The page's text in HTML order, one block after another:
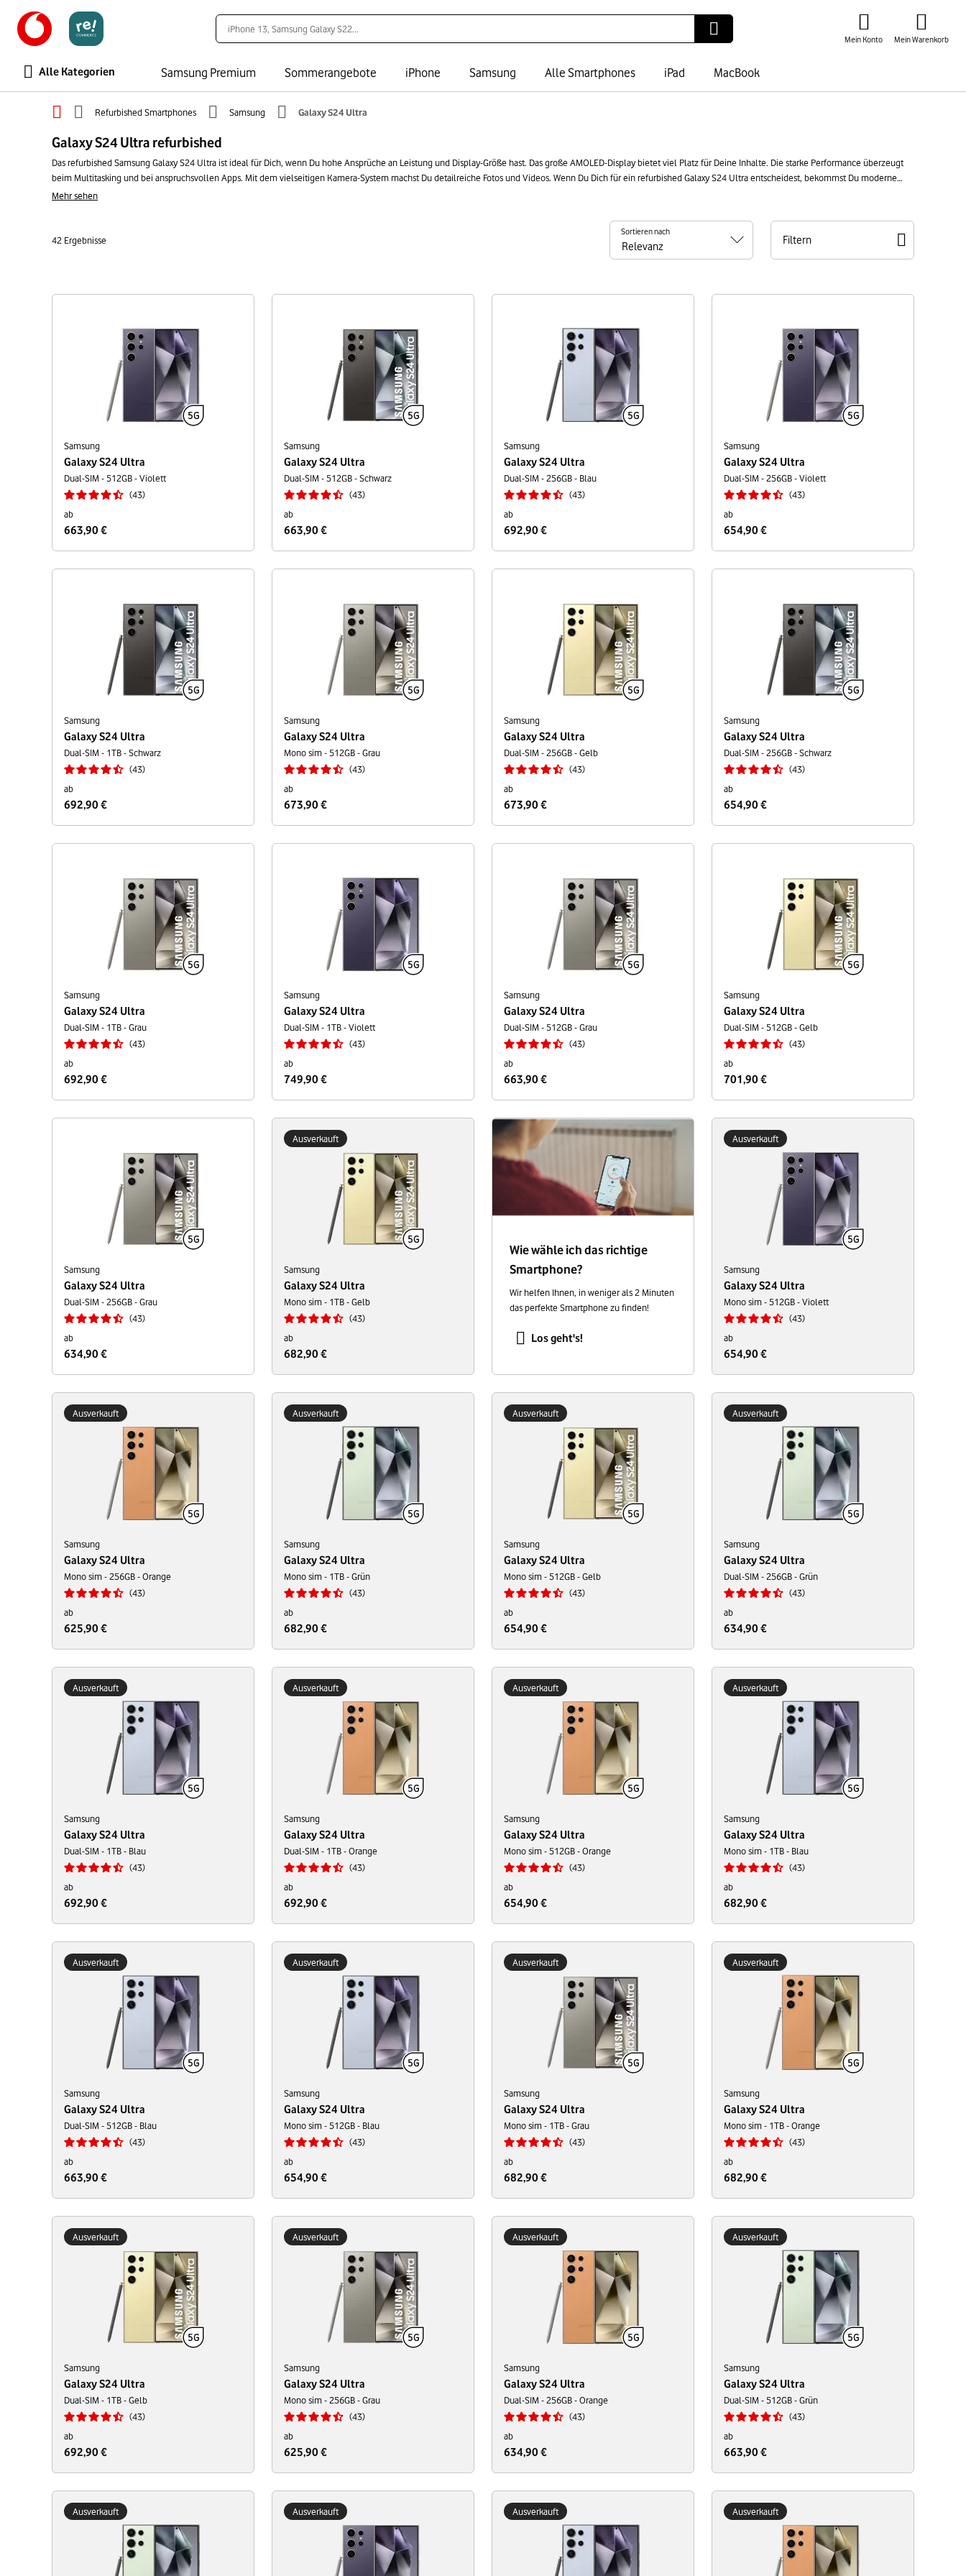
Mein Konto Mein Warenkorb
Alle Kategorien Samsung Premium Sommerangebote iPhone Samsung Alle Smartphones iPad MacBook
Refurbished Smartphones Samsung Galaxy S24 Ultra
Galaxy S24 Ultra refurbished
Das refurbished Samsung Galaxy S24 Ultra ist ideal für Dich, wenn Du hohe Ansprüche an Leistung und Display-Größe hast. Das große AMOLED-Display bietet viel Platz für Deine Inhalte. Die starke Performance überzeugt
beim Multitasking und bei anspruchsvollen Apps. Mit dem vielseitigen Kamera-System machst Du detailreiche Fotos und Videos. Wenn Du Dich für ein refurbished Galaxy S24 Ultra entscheidest, bekommst Du moderne
Samsung-Technologie zu einem niedrigeren Preis als beim Neukauf. Super für alle, die ein großes und leistungsstarkes Android-Smartphone wollen – preiswert und nachhaltig.
Mehr sehen
42 Ergebnisse
Sortieren nach
Filtern
Samsung
Galaxy S24 Ultra
Dual-SIM - 512GB - Violett
43
ab
663,90 €
Samsung
Galaxy S24 Ultra
Dual-SIM - 512GB - Schwarz
43
ab
663,90 €
Samsung
Galaxy S24 Ultra
Dual-SIM - 256GB - Blau
43
ab
692,90 €
Samsung
Galaxy S24 Ultra
Dual-SIM - 256GB - Violett
43
ab
654,90 €
Samsung
Galaxy S24 Ultra
Dual-SIM - 1TB - Schwarz
43
ab
692,90 €
Samsung
Galaxy S24 Ultra
Mono sim - 512GB - Grau
43
ab
673,90 €
Samsung
Galaxy S24 Ultra
Dual-SIM - 256GB - Gelb
43
ab
673,90 €
Samsung
Galaxy S24 Ultra
Dual-SIM - 256GB - Schwarz
43
ab
654,90 €
Samsung
Galaxy S24 Ultra
Dual-SIM - 1TB - Grau
43
ab
692,90 €
Samsung
Galaxy S24 Ultra
Dual-SIM - 1TB - Violett
43
ab
749,90 €
Samsung
Galaxy S24 Ultra
Dual-SIM - 512GB - Grau
43
ab
663,90 €
Samsung
Galaxy S24 Ultra
Dual-SIM - 512GB - Gelb
43
ab
701,90 €
Samsung
Galaxy S24 Ultra
Dual-SIM - 256GB - Grau
43
ab
634,90 €
Ausverkauft
Samsung
Galaxy S24 Ultra
Mono sim - 1TB - Gelb
43
ab
682,90 €
Wie wähle ich das richtige
Smartphone?
Wir helfen Ihnen, in weniger als 2 Minuten
das perfekte Smartphone zu finden!
Los geht's!
Ausverkauft
Samsung
Galaxy S24 Ultra
Mono sim - 512GB - Violett
43
ab
654,90 €
Ausverkauft
Samsung
Galaxy S24 Ultra
Mono sim - 256GB - Orange
43
ab
625,90 €
Ausverkauft
Samsung
Galaxy S24 Ultra
Mono sim - 1TB - Grün
43
ab
682,90 €
Ausverkauft
Samsung
Galaxy S24 Ultra
Mono sim - 512GB - Gelb
43
ab
654,90 €
Ausverkauft
Samsung
Galaxy S24 Ultra
Dual-SIM - 256GB - Grün
43
ab
634,90 €
Ausverkauft
Samsung
Galaxy S24 Ultra
Dual-SIM - 1TB - Blau
43
ab
692,90 €
Ausverkauft
Samsung
Galaxy S24 Ultra
Dual-SIM - 1TB - Orange
43
ab
692,90 €
Ausverkauft
Samsung
Galaxy S24 Ultra
Mono sim - 512GB - Orange
43
ab
654,90 €
Ausverkauft
Samsung
Galaxy S24 Ultra
Mono sim - 1TB - Blau
43
ab
682,90 €
Ausverkauft
Samsung
Galaxy S24 Ultra
Dual-SIM - 512GB - Blau
43
ab
663,90 €
Ausverkauft
Samsung
Galaxy S24 Ultra
Mono sim - 512GB - Blau
43
ab
654,90 €
Ausverkauft
Samsung
Galaxy S24 Ultra
Mono sim - 1TB - Grau
43
ab
682,90 €
Ausverkauft
Samsung
Galaxy S24 Ultra
Mono sim - 1TB - Orange
43
ab
682,90 €
Ausverkauft
Samsung
Galaxy S24 Ultra
Dual-SIM - 1TB - Gelb
43
ab
692,90 €
Ausverkauft
Samsung
Galaxy S24 Ultra
Mono sim - 256GB - Grau
43
ab
625,90 €
Ausverkauft
Samsung
Galaxy S24 Ultra
Dual-SIM - 256GB - Orange
43
ab
634,90 €
Ausverkauft
Samsung
Galaxy S24 Ultra
Dual-SIM - 512GB - Grün
43
ab
663,90 €
Ausverkauft Ausverkauft Ausverkauft Ausverkauft